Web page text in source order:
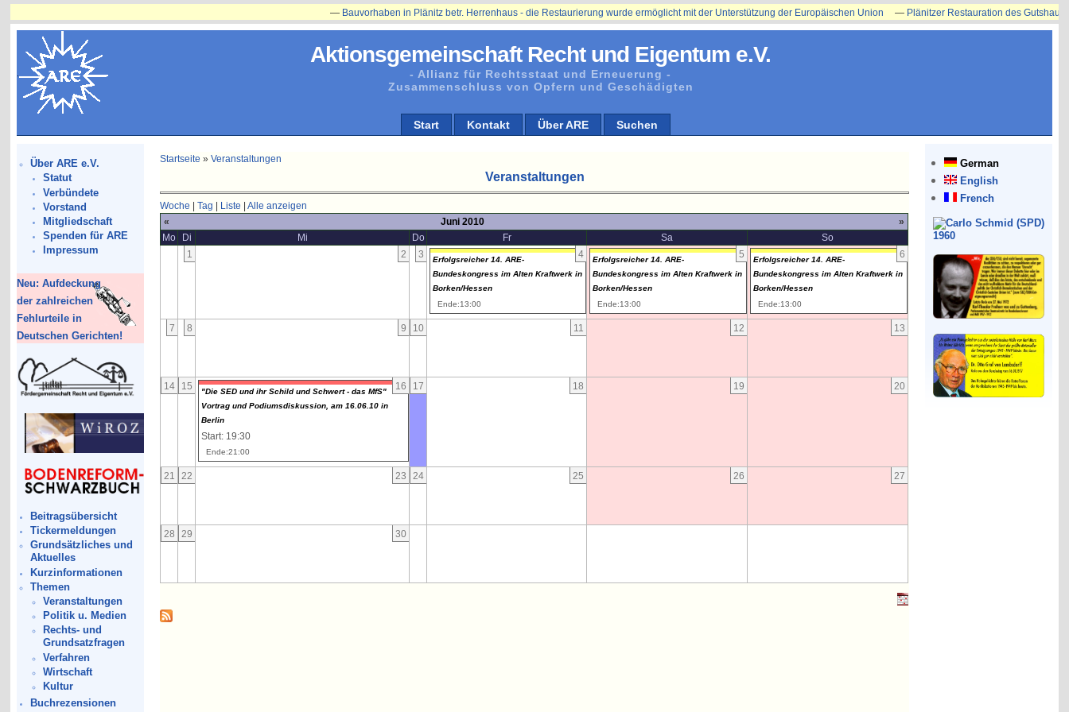
Aktionsgemeinschaft Recht und Eigentum e.V.
- Allianz für Rechtsstaat und Erneuerung -
Zusammenschluss von Opfern und Geschädigten
Start Kontakt Über ARE Suchen
Über ARE e.V.
Statut
Verbündete
Vorstand
Mitgliedschaft
Spenden für ARE
Impressum
Neu: Aufdeckung
der zahlreichen
Fehlurteile in
Deutschen Gerichten!
Beitragsübersicht
Tickermeldungen
Grundsätzliches und
Aktuelles
Kurzinformationen
Themen
Veranstaltungen
Politik u. Medien
Rechts- und
Grundsatzfragen
Verfahren
Wirtschaft
Kultur
Buchrezensionen
German
English
French
Bauvorhaben in Plänitz betr. Herrenhaus - die Restaurierung wurde ermöglicht mit der Unterstützung der Europäischen Union — Plänitzer Restauration des Gutshauses
Startseite »Veranstaltungen
Veranstaltungen
Woche |Tag Liste |Alle anzeigen
«
Juni 2010
»
Mo
Di Mi Do Fr Sa
So
1
2 3 4
Erfolgsreicher 14. ARE-
Bundeskongress im Alten Kraftwerk in
Borken/Hessen
Ende:13:00
5
Erfolgsreicher 14. ARE-
Bundeskongress im Alten Kraftwerk in
Borken/Hessen
Ende:13:00
6
Erfolgsreicher 14. ARE-
Bundeskongress im Alten Kraftwerk in
Borken/Hessen
Ende:13:00
7 8 9 10 11 12 13
14 15 16
"Die SED und ihr Schild und Schwert - das MfS"
Vortrag und Podiumsdiskussion, am 16.06.10 in
Berlin
Start: 19:30
Ende:21:00
17 18 19 20
21 22 23 24 25 26 27
28 29 30